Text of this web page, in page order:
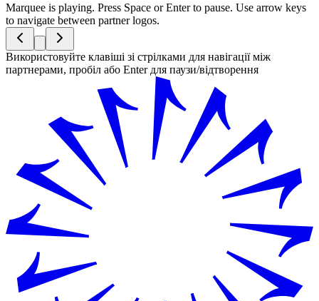
Marquee is playing. Press Space or Enter to pause. Use arrow keys
to navigate between partner logos.
Використовуйте клавіші зі стрілками для навігації між
партнерами, пробіл або Enter для паузи/відтворення